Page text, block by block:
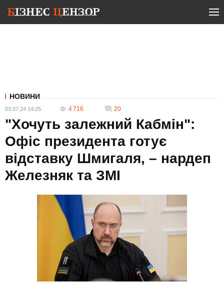
НОВИНИ
03.07.24 14:25 4 716 20
"Хочуть залежний Кабмін":
Офіс президента готує
відставку Шмигаля, – нардеп
Железняк та ЗМІ